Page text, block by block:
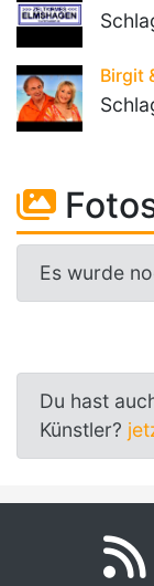
Birgit
Es wurde
Du hast
Künstler?